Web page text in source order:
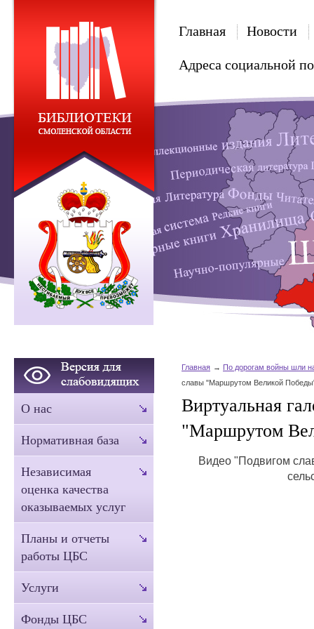
Главная Новости
Адреса социальной
Главная
По дорогам войны шли
славы "Маршрутом Великой
Виртуальная
"Маршрутом
Видео "Подвигом
О нас
Нормативная база
Независимая
оценка качества
оказываемых услуг
Планы и отчеты
работы ЦБС
Услуги
Фонды ЦБС